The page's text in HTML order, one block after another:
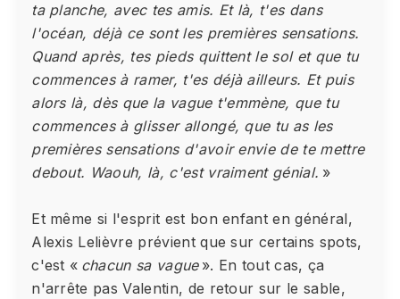
ta planche, avec tes amis. Et là, t'es dans
l'océan, déjà ce sont les premières sensations.
Quand après, tes pieds quittent le sol et que tu
commences à ramer, t'es déjà ailleurs. Et puis
alors là, dès que la vague t'emmène, que tu
commences à glisser allongé, que tu as les
premières sensations d'avoir envie de te mettre
debout. Waouh, là, c'est vraiment génial. »
Et même si l'esprit est bon enfant en général,
Alexis Lelièvre prévient que sur certains spots,
c'est « chacun sa vague». En tout cas, ça
n'arrête pas Valentin, de retour sur le sable,